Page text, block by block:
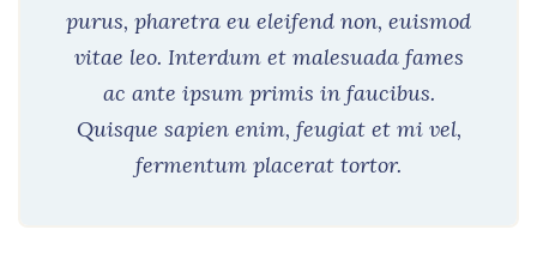
purus, pharetra eu eleifend non, euismod
vitae leo. Interdum et malesuada fames
ac ante ipsum primis in faucibus.
Quisque sapien enim, feugiat et mi vel,
fermentum placerat tortor.